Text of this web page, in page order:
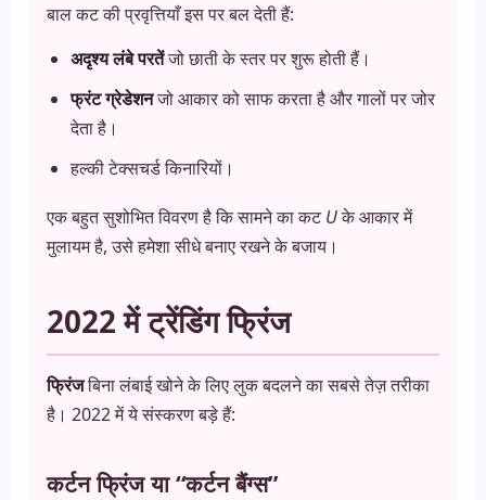
बाल कट की प्रवृत्तियाँ इस पर बल देती हैं:
अदृश्य लंबे परतेंजो छाती के स्तर पर शुरू होती हैं।
फ्रंट ग्रेडेशनजो आकार को साफ करता है और गालों पर जोर
देता है।
हल्की टेक्सचर्ड किनारियों।
एक बहुत सुशोभित विवरण है कि सामने का कटUके आकार में
मुलायम है, उसे हमेशा सीधे बनाए रखने के बजाय।
2022 में ट्रेंडिंग फ्रिंज
फ्रिंजबिना लंबाई खोने के लिए लुक बदलने का सबसे तेज़ तरीका
है। 2022 में ये संस्करण बड़े हैं:
कर्टन फ्रिंज या “कर्टन बैंग्स”